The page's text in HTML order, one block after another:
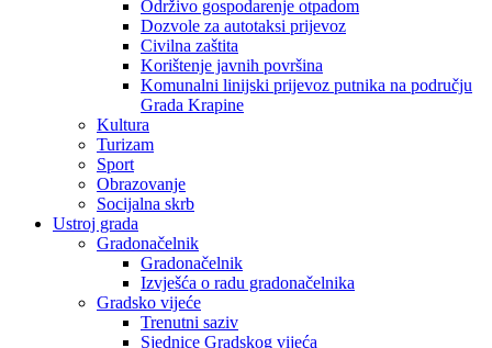
Održivo gospodarenje otpadom
Dozvole za autotaksi prijevoz
Civilna zaštita
Korištenje javnih površina
Komunalni linijski prijevoz putnika na području
Grada Krapine
Kultura
Turizam
Sport
Obrazovanje
Socijalna skrb
Ustroj grada
Gradonačelnik
Gradonačelnik
Izvješća o radu gradonačelnika
Gradsko vijeće
Trenutni saziv
Sjednice Gradskog vijeća